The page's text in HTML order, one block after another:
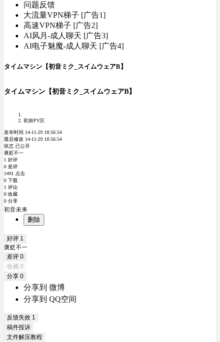
问题反馈
大流量VPN梯子 [广告1]
高速VPN梯子 [广告2]
AI风月-成人聊天 [广告3]
AI电子魅魔-成人聊天 [广告4]
タイムマシン【初音ミク_スイムウェアB】
タイムマシン【初音ミク_スイムウェアB】
歌姬PV区
发布时间 14-11-29 18:56:54
最后修改 14-11-29 18:56:54
状态 已公开
褒贬不一
1 好评
0 差评
1491 点击
0 下载
1 评论
0 收藏
0 分享
初音未来
删除
好评 1
褒贬不一
差评 0
收藏 0
分享 0
分享到 微博
分享到 QQ空间
反馈失效 1
稿件投诉
文件解压教程